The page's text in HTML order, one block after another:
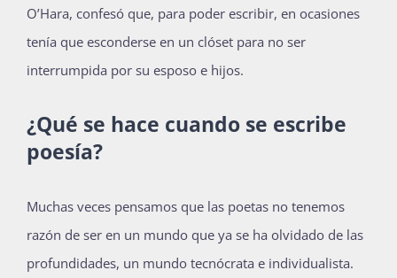
O’Hara, confesó que, para poder escribir, en ocasiones
tenía que esconderse en un clóset para no ser
interrumpida por su esposo e hijos.
¿Qué se hace cuando se escribe
poesía?
Muchas veces pensamos que las poetas no tenemos
razón de ser en un mundo que ya se ha olvidado de las
profundidades, un mundo tecnócrata e individualista.